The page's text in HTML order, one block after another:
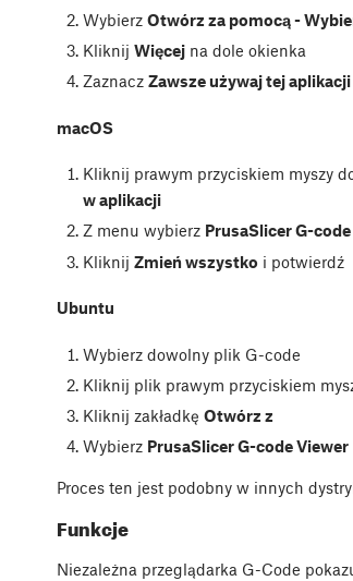
Wybierz Otwórz za pomocą -
Kliknij Więcejna dole okienka
Zaznacz Zawsze używaj tej aplikacji
macOS
Kliknij prawym przyciskiem myszy
w aplikacji
Z menu wybierz PrusaSlicer G-
Kliknij Zmień wszystko i potwierdź
Ubuntu
Wybierz dowolny plik G-code
Kliknij plik prawym przyciskiem
Kliknij zakładkę Otwórz z
Wybierz PrusaSlicer G-code Viewer
Proces ten jest podobny w innych
Funkcje
Niezależna przeglądarka G-Code